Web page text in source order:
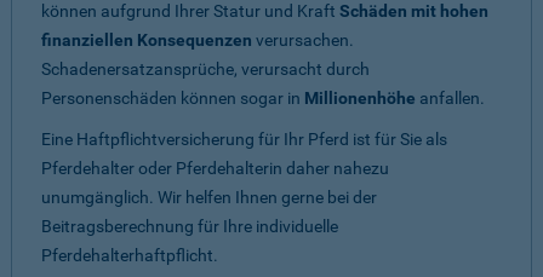
können aufgrund Ihrer Statur und Kraft Schäden mit hohen
finanziellen Konsequenzen verursachen.
Schadenersatzansprüche, verursacht durch
Personenschäden können sogar in Millionenhöhe anfallen.
Eine Haftpflichtversicherung für Ihr Pferd ist für Sie als
Pferdehalter oder Pferdehalterin daher nahezu
unumgänglich. Wir helfen Ihnen gerne bei der
Beitragsberechnung für Ihre individuelle
Pferdehalterhaftpflicht.